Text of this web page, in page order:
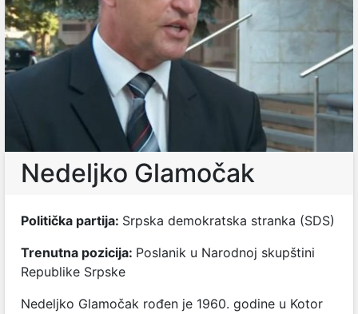
Nedeljko Glamočak
Politička partija: Srpska demokratska stranka (SDS)
Trenutna pozicija: Poslanik u Narodnoj skupštini
Republike Srpske
Nedeljko Glamočak rođen je 1960. godine u Kotor